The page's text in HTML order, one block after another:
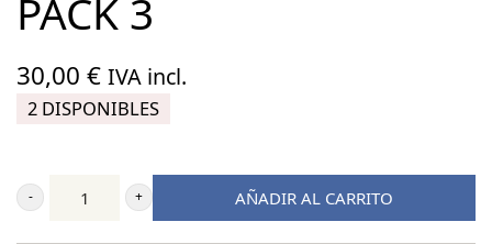
PACK 3
30,00 € IVA incl.
2 DISPONIBLES
Lifeventure
AÑADIR AL CARRITO